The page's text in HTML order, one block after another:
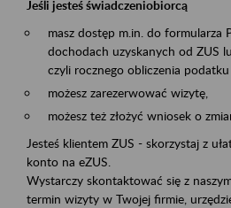
Jeśli jesteś świadczeniobiorcą
masz dostęp m.in. do formularza
dochodach uzyskanych od ZUS
czyli rocznego obliczenia podatku
możesz zarezerwować wizytę,
możesz też złożyć wniosek o
Jesteś klientem ZUS - skorzystaj z
konto na eZUS.
Wystarczy skontaktować się z
termin wizyty w Twojej firmie,